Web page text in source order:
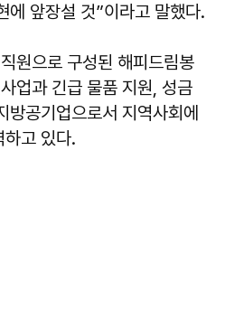
에 앞장설 것”이라고 말했다.
원으로 구성된 해피드림봉
업과 긴급 물품 지원, 성금
방공기업으로서 지역사회에
하고 있다.